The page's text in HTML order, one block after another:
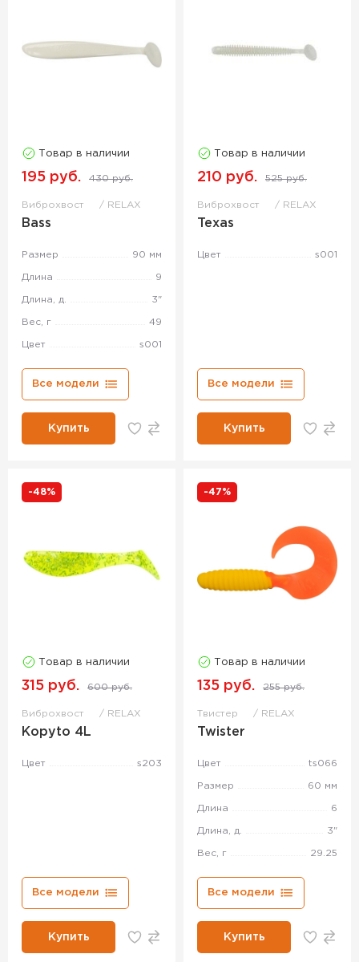
Товар в наличии
195 руб. 430 руб.
Виброхвост RELAX
Bass
Размер 90 мм
Длина 9
Длина, д. 3"
Вес, г 49
Цвет s001
Все модели
Купить
Товар в наличии
210 руб. 525 руб.
Виброхвост RELAX
Texas
Цвет s001
Все модели
Купить
-48%
Товар в наличии
315 руб. 600 руб.
Виброхвост RELAX
Kopyto 4L
Цвет s203
Все модели
Купить
-47%
Товар в наличии
135 руб. 255 руб.
Твистер RELAX
Twister
Цвет ts066
Размер 60 мм
Длина 6
Длина, д. 3"
Вес, г 29.25
Все модели
Купить